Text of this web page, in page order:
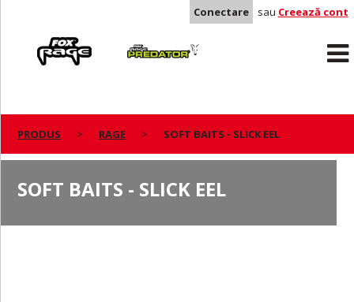
Conectare sau Creează cont
Predator
PRODUS RAGE SOFT BAITS - SLICK EEL
SOFT BAITS - SLICK EEL